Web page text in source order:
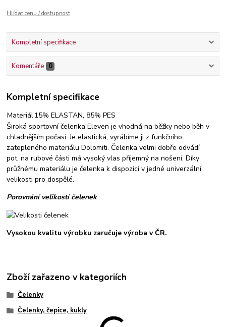
Hlídat cenu / dostupnost
Kompletní specifikace
Komentáře 0
Kompletní specifikace
Materiál15% ELASTAN, 85% PES
Široká sportovní čelenka Eleven je vhodná na běžky nebo běh v
chladnějším počasí. Je elastická, vyrábíme ji z funkčního
zatepleného materiálu Dolomiti. Čelenka velmi dobře odvádí
pot, na rubové části má vysoký vlas příjemný na nošení. Díky
průžnému materiálu je čelenka k dispozici v jedné univerzální
velikosti pro dospělé.
Porovnání velikostí čelenek
Vysokou kvalitu výrobku zaručuje výroba v ČR.
Zboží zařazeno v kategoriích
Čelenky
Čelenky, čepice, kukly